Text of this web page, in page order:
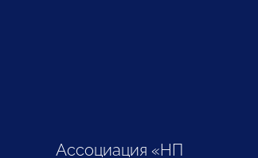
Ассоциация «НП